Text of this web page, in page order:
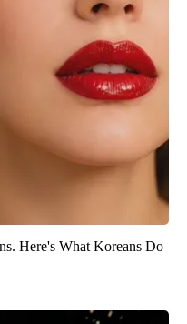
Here's What Koreans Do